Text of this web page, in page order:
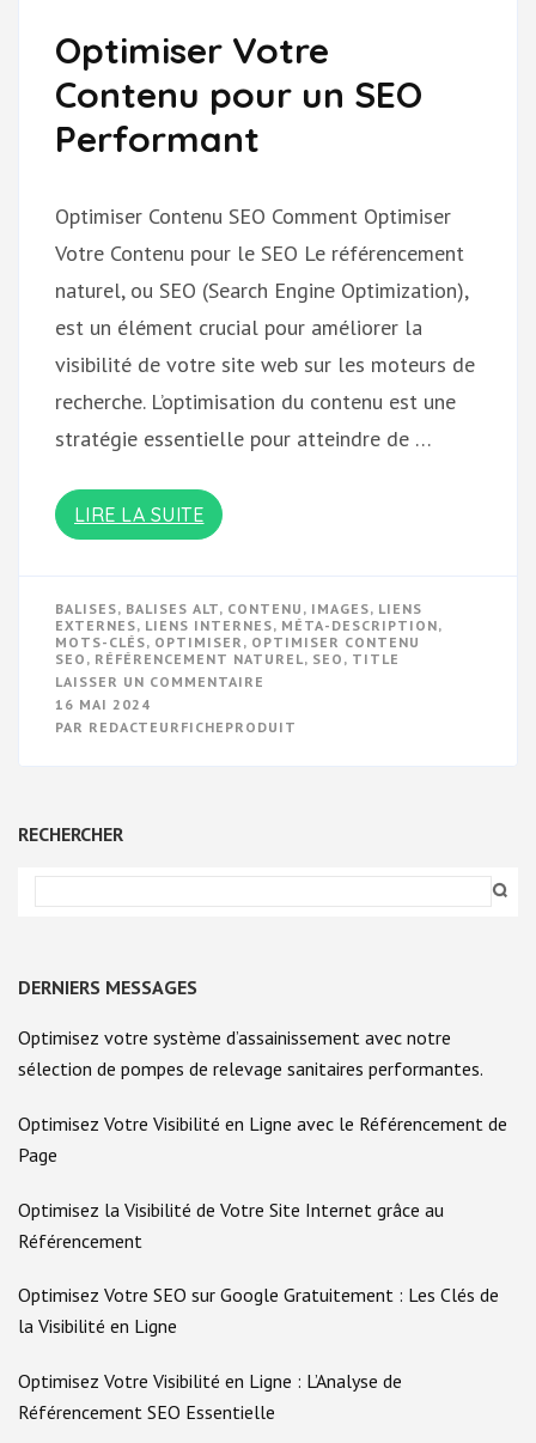
Optimiser Votre
Contenu pour un SEO
Performant
Optimiser Contenu SEO Comment Optimiser
Votre Contenu pour le SEO Le référencement
naturel, ou SEO (Search Engine Optimization),
est un élément crucial pour améliorer la
visibilité de votre site web sur les moteurs de
recherche. L’optimisation du contenu est une
stratégie essentielle pour atteindre de …
LIRE LA SUITE
BALISES, BALISES ALT, CONTENU , IMAGES, LIENS
EXTERNES, LIENS INTERNES, MÉTA-DESCRIPTION,
MOTS-CLÉS, OPTIMISER , OPTIMISER CONTENU
SEO , RÉFÉRENCEMENT NATUREL, SEO , TITLE
LAISSER UN COMMENTAIRE
CONTENU
16 MAI 2024
PAR REDACTEURFICHEPRODUIT
RECHERCHER
DERNIERS MESSAGES
Optimisez votre système d’assainissement avec notre
sélection de pompes de relevage sanitaires performantes.
Optimisez Votre Visibilité en Ligne avec le Référencement de
Page
Optimisez la Visibilité de Votre Site Internet grâce au
Référencement
Optimisez Votre SEO sur Google Gratuitement : Les Clés de
la Visibilité en Ligne
Optimisez Votre Visibilité en Ligne : L’Analyse de
Référencement SEO Essentielle